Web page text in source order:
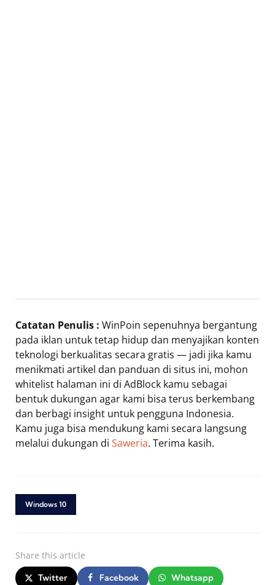
Catatan Penulis : WinPoin sepenuhnya bergantung
pada iklan untuk tetap hidup dan menyajikan konten
teknologi berkualitas secara gratis — jadi jika kamu
menikmati artikel dan panduan di situs ini, mohon
whitelist halaman ini di AdBlock kamu sebagai
bentuk dukungan agar kami bisa terus berkembang
dan berbagi insight untuk pengguna Indonesia.
Kamu juga bisa mendukung kami secara langsung
melalui dukungan di Saweria. Terima kasih.
Windows 10
Share this article
Twitter Facebook Whatsapp